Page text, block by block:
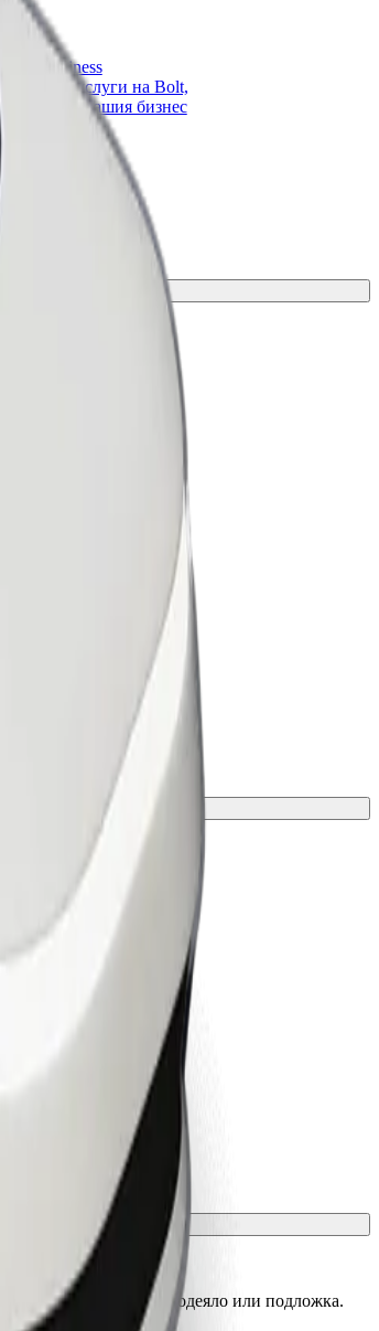
for Business
и услуги на Bolt,
за вашия бизнес
да са защитени с одеяло или подложка.